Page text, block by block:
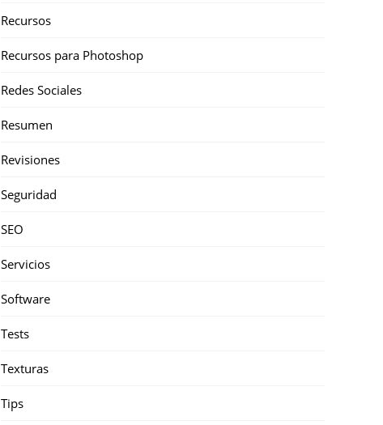
Recursos
Recursos para Photoshop
Redes Sociales
Resumen
Revisiones
Seguridad
SEO
Servicios
Software
Tests
Texturas
Tips